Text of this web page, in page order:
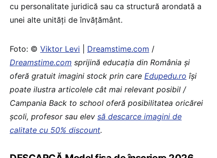
cu personalitate juridică sau ca structură arondată a
unei alte unități de învățământ.
Foto: © Viktor Levi Dreamstime.com /
Dreamstime.com sprijină educaţia din România şi
oferă gratuit imagini stock prin care Edupedu.ro îşi
poate ilustra articolele cât mai relevant posibil /
Campania Back to school oferă posibilitatea oricărei
școli, profesor sau elev să descarce imagini de
calitate cu 50% discount.